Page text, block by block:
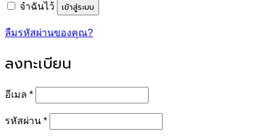
จำฉันไว้ เข้าสู่ระบบ
ลืมรหัสผ่านของคุณ?
ลงทะเบียน
อีเมล *ต้องการ
รหัสผ่าน *ต้องการ